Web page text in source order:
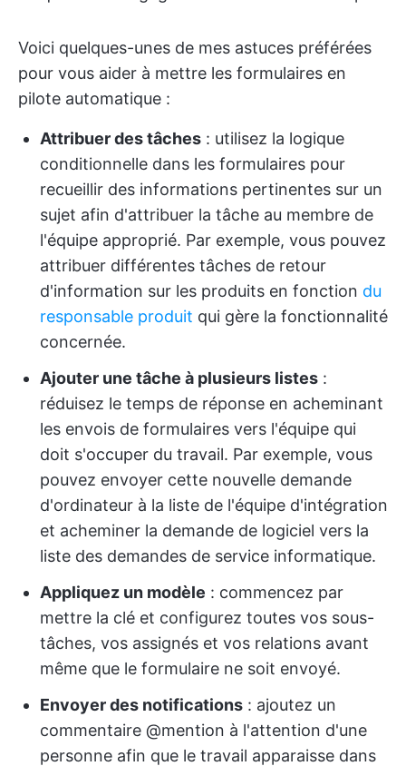
Voici quelques-unes de mes astuces préférées
pour vous aider à mettre les formulaires en
pilote automatique :
Attribuer des tâches : utilisez la logique
conditionnelle dans les formulaires pour
recueillir des informations pertinentes sur un
sujet afin d'attribuer la tâche au membre de
l'équipe approprié. Par exemple, vous pouvez
attribuer différentes tâches de retour
d'information sur les produits en fonction du
responsable produit qui gère la fonctionnalité
concernée.
Ajouter une tâche à plusieurs listes :
réduisez le temps de réponse en acheminant
les envois de formulaires vers l'équipe qui
doit s'occuper du travail. Par exemple, vous
pouvez envoyer cette nouvelle demande
d'ordinateur à la liste de l'équipe d'intégration
et acheminer la demande de logiciel vers la
liste des demandes de service informatique.
Appliquez un modèle : commencez par
mettre la clé et configurez toutes vos sous-
tâches, vos assignés et vos relations avant
même que le formulaire ne soit envoyé.
Envoyer des notifications : ajoutez un
commentaire @mention à l'attention d'une
personne afin que le travail apparaisse dans